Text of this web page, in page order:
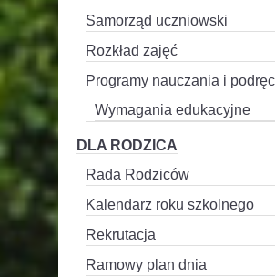
Samorząd uczniowski
Rozkład zajęć
Programy nauczania i
Wymagania edukacyjne
DLA RODZICA
Rada Rodziców
Kalendarz roku szkolnego
Rekrutacja
Ramowy plan dnia